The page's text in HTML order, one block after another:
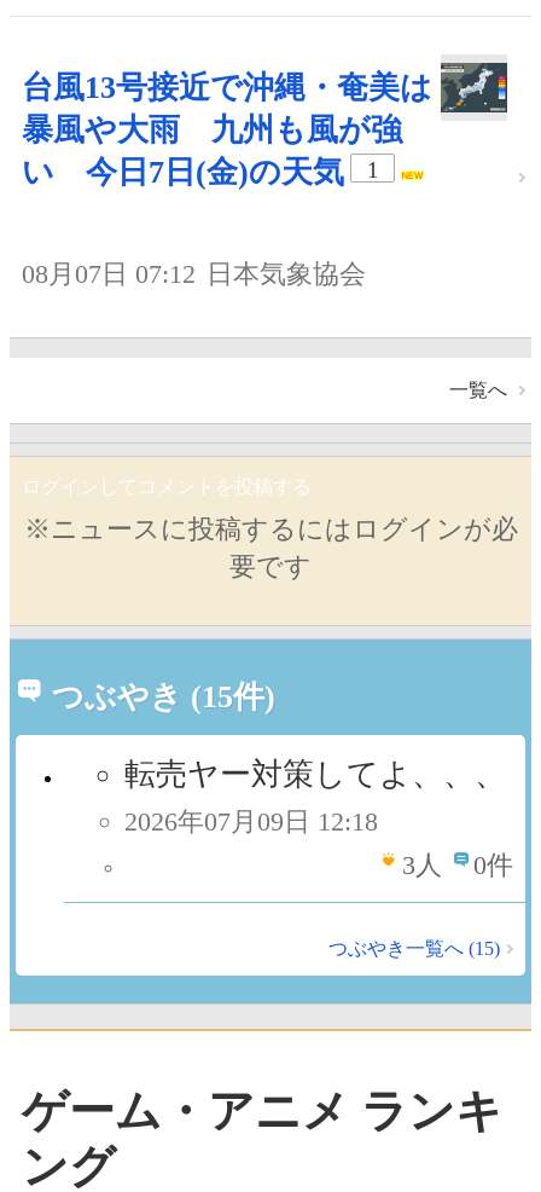
台風13号接近で沖縄・奄美は
暴風や大雨 九州も風が強
い 今日7日(金)の天気
1
08月07日 07:12 日本気象協会
一覧へ
ログインしてコメントを投稿する
※ニュースに投稿するにはログインが必
要です
つぶやき (15件)
転売ヤー対策してよ、、、
2026年07月09日 12:18
3 人 0件
つぶやき一覧へ (15)
ゲーム・アニメ ランキ
ング